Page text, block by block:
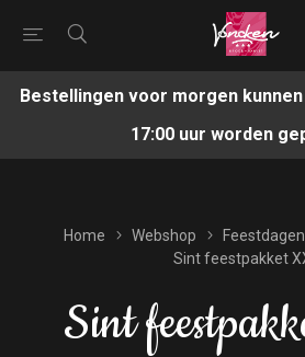
Bestellingen voor morgen
17:00 uur worden
Home Webshop Feestdagen
Sint feestpakket
Sint